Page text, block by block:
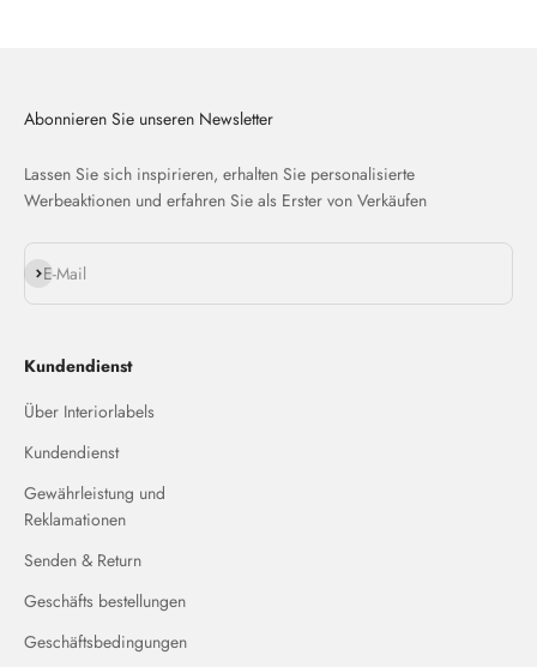
Abonnieren Sie unseren Newsletter
Lassen Sie sich inspirieren, erhalten Sie personalisierte
Werbeaktionen und erfahren Sie als Erster von Verkäufen
E-Mail
Abonnieren
Kundendienst
Über Interiorlabels
Kundendienst
Gewährleistung und
Reklamationen
Senden & Return
Geschäfts bestellungen
Geschäftsbedingungen